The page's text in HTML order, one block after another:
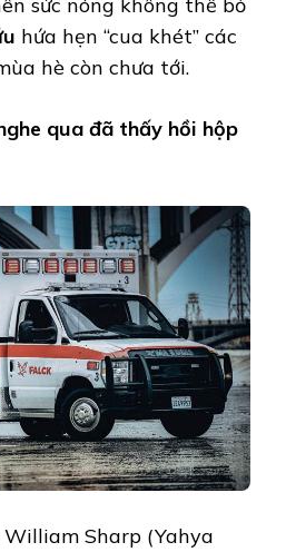
hứa hẹn “cua khét” các
hè còn chưa tới.
qua đã thấy hồi hộp
William Sharp (Yahya